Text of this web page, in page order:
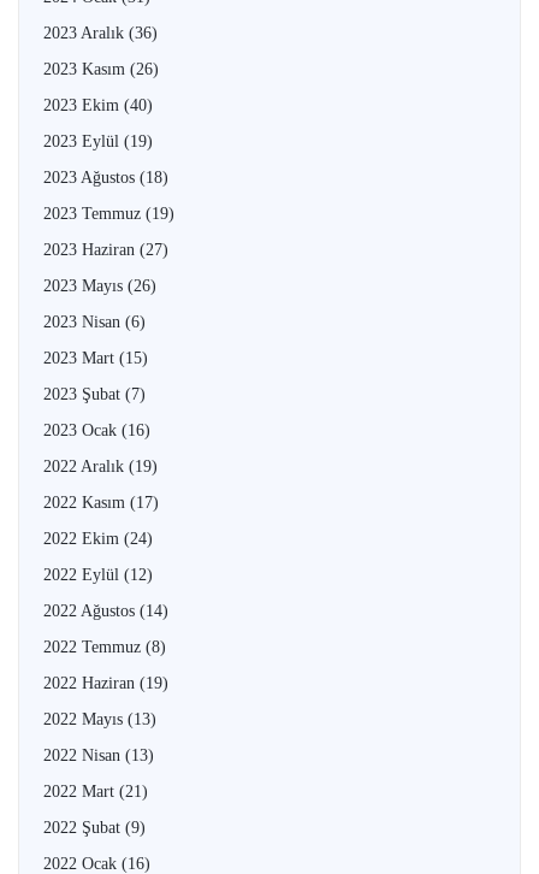
2023 Aralık (36)
2023 Kasım (26)
2023 Ekim (40)
2023 Eylül (19)
2023 Ağustos (18)
2023 Temmuz (19)
2023 Haziran (27)
2023 Mayıs (26)
2023 Nisan (6)
2023 Mart (15)
2023 Şubat (7)
2023 Ocak (16)
2022 Aralık (19)
2022 Kasım (17)
2022 Ekim (24)
2022 Eylül (12)
2022 Ağustos (14)
2022 Temmuz (8)
2022 Haziran (19)
2022 Mayıs (13)
2022 Nisan (13)
2022 Mart (21)
2022 Şubat (9)
2022 Ocak (16)